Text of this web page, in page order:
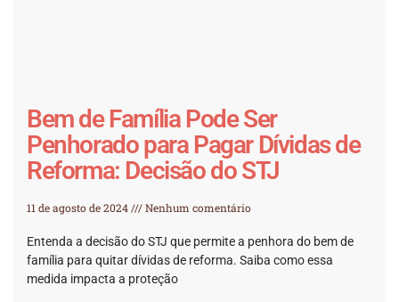
Bem de Família Pode Ser
Penhorado para Pagar Dívidas de
Reforma: Decisão do STJ
11 de agosto de 2024 Nenhum comentário
Entenda a decisão do STJ que permite a penhora do bem de
família para quitar dívidas de reforma. Saiba como essa
medida impacta a proteção